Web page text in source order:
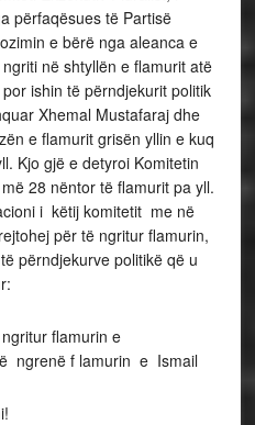
përfaqësues të Partisë
e bërë nga aleanca e
në shtyllën e flamurit atë
ishin të përndjekurit politik
Xhemal Mustafaraj dhe
e flamurit grisën yllin e kuq
Kjo gjë e detyroi Komitetin
28 nëntor të flamurit pa yll.
i këtij komitetit me në
për të ngritur flamurin,
përndjekurve politikë që u
flamurin e
ngrenë f lamurin e Ismail